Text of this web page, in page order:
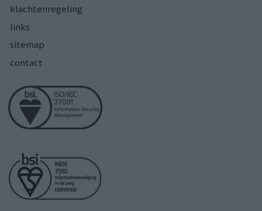
klachtenregeling
links
sitemap
contact